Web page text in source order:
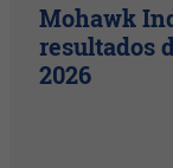
Mohawk
resultados
2026